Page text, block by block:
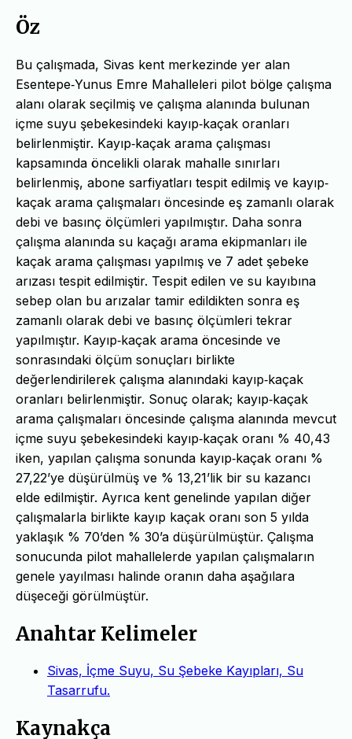
Öz
Bu çalışmada, Sivas kent merkezinde yer alan
Esentepe‐Yunus Emre Mahalleleri pilot bölge çalışma
alanı olarak seçilmiş ve çalışma alanında bulunan
içme suyu şebekesindeki kayıp‐kaçak oranları
belirlenmiştir. Kayıp‐kaçak arama çalışması
kapsamında öncelikli olarak mahalle sınırları
belirlenmiş, abone sarfiyatları tespit edilmiş ve kayıp‐
kaçak arama çalışmaları öncesinde eş zamanlı olarak
debi ve basınç ölçümleri yapılmıştır. Daha sonra
çalışma alanında su kaçağı arama ekipmanları ile
kaçak arama çalışması yapılmış ve 7 adet şebeke
arızası tespit edilmiştir. Tespit edilen ve su kayıbına
sebep olan bu arızalar tamir edildikten sonra eş
zamanlı olarak debi ve basınç ölçümleri tekrar
yapılmıştır. Kayıp‐kaçak arama öncesinde ve
sonrasındaki ölçüm sonuçları birlikte
değerlendirilerek çalışma alanındaki kayıp‐kaçak
oranları belirlenmiştir. Sonuç olarak; kayıp‐kaçak
arama çalışmaları öncesinde çalışma alanında mevcut
içme suyu şebekesindeki kayıp‐kaçak oranı % 40,43
iken, yapılan çalışma sonunda kayıp‐kaçak oranı %
27,22’ye düşürülmüş ve % 13,21’lik bir su kazancı
elde edilmiştir. Ayrıca kent genelinde yapılan diğer
çalışmalarla birlikte kayıp kaçak oranı son 5 yılda
yaklaşık % 70’den % 30’a düşürülmüştür. Çalışma
sonucunda pilot mahallelerde yapılan çalışmaların
genele yayılması halinde oranın daha aşağılara
düşeceği görülmüştür.
Anahtar Kelimeler
Sivas, İçme Suyu, Su Şebeke Kayıpları, Su
Tasarrufu.
Kaynakça